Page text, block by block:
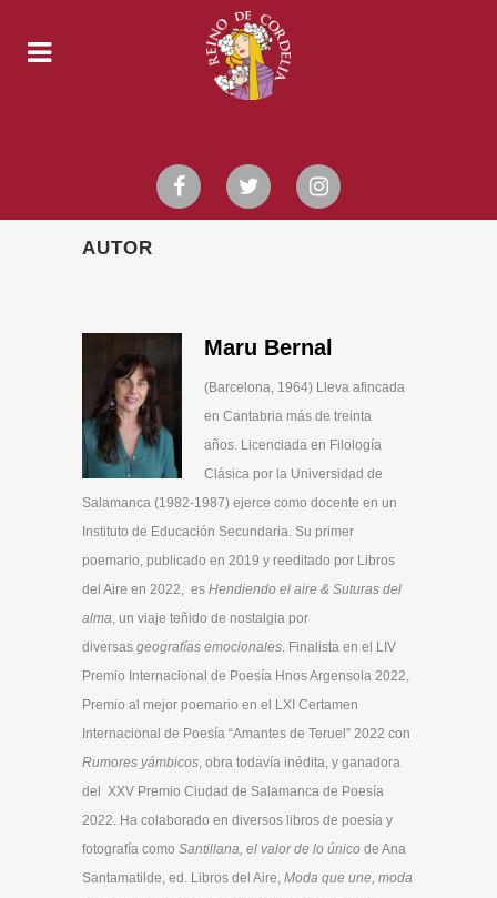
AUTOR
Maru Bernal
(Barcelona, 1964) Lleva afincada
en Cantabria más de treinta
años. Licenciada en Filología
Clásica por la Universidad de
Salamanca (1982-1987) ejerce como docente en un
Instituto de Educación Secundaria. Su primer
poemario, publicado en 2019 y reeditado por Libros
del Aire en 2022, es Hendiendo el aire & Suturas del
alma, un viaje teñido de nostalgia por
diversas geografías emocionales. Finalista en el LIV
Premio Internacional de Poesía Hnos Argensola 2022,
Premio al mejor poemario en el LXI Certamen
Internacional de Poesía “Amantes de Teruel” 2022 con
Rumores yámbicos, obra todavía inédita, y ganadora
del XXV Premio Ciudad de Salamanca de Poesía
2022. Ha colaborado en diversos libros de poesía y
fotografía como Santillana, el valor de lo único de Ana
Santamatilde, ed. Libros del Aire, Moda que une, moda